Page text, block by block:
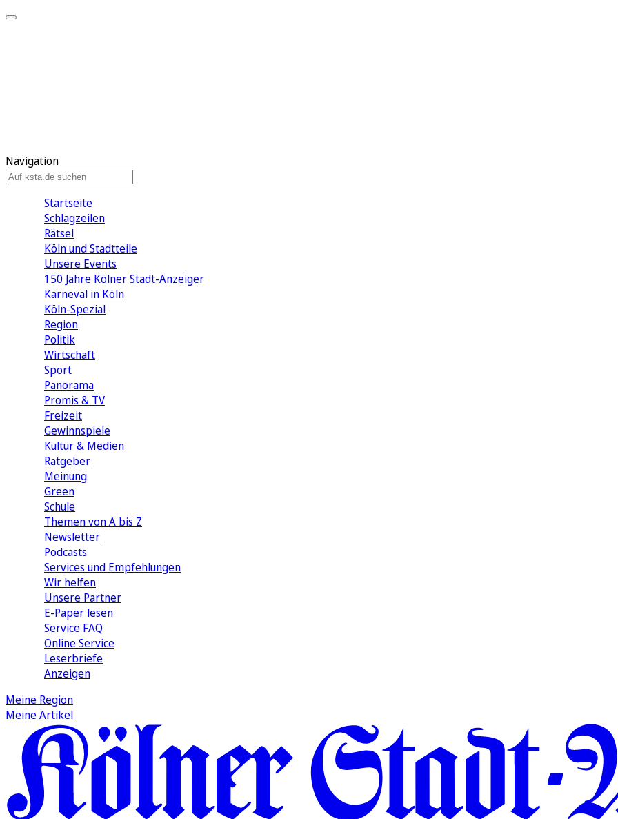
Navigation
Startseite
Schlagzeilen
Rätsel
Köln und Stadtteile
Unsere Events
150 Jahre Kölner Stadt-Anzeiger
Karneval in Köln
Köln-Spezial
Region
Politik
Wirtschaft
Sport
Panorama
Promis & TV
Freizeit
Gewinnspiele
Kultur & Medien
Ratgeber
Meinung
Green
Schule
Themen von A bis Z
Newsletter
Podcasts
Services und Empfehlungen
Wir helfen
Unsere Partner
E-Paper lesen
Service FAQ
Online Service
Leserbriefe
Anzeigen
Meine Region
Meine Artikel